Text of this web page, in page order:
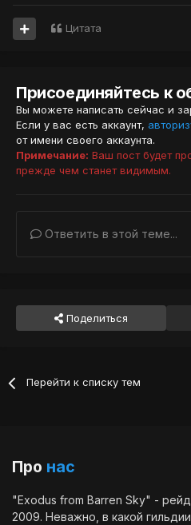
Цитата
Присоединяйтесь к
Вы можете написать сейчас и
Если у вас есть аккаунт,
от имени своего аккаунта.
Примечание: Ваш пост будет
прежде чем станет видимым.
Ответить в этой теме...
Поделиться
Перейти к списку тем
Про нас
"Exodus from Barren Sky" -
2009. Неважно, в какой